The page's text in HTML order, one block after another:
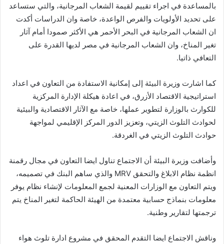
بالمساعدة في اجراء تقييم لقيمة الشعاب المرجانية، والتي ستساعد
على تحديد الأولويات والفرص الواعدة، خاصة وان الدراسات أكدت
ان الشعاب المرجانية في البحر الأحمر هي الأكثر صمودا أمام آثار
تغير المناخ، وان الشعاب المرجانية في مصر لديها القدرة على
التعافي ذاتيا.
كما اشارت وزيرة البيئة إلى إمكانية الاستفادة من التعاون في اعداد
استراتيجية الاقتصاد الأزرق، في اعادة هيكلة الإدارة المركزية
للكوارث بالوزارة لتطوير عملها، خاصة مع الآثار الاقتصادية والبيئية
لحوادث التلوث الزيتي، وتعزيز الدور المركز الإقليمي لمواجهة
حوادث التلوث الزيتي في الغردقة.
وأضافت وزيرة البيئة أن الاجتماع تناول ايضا التعاون في مجال رقمنة
انظمة نظام الابلاغ والتحقق MRV والذي ساهم البنك في تصميمه،
ويتم التعاون مع الوزارات المعنية لجمع المعلومات لإنشاء نظام يوفر
معلومات بنماذج حسابية معتمدة من الهيئة الحاكمة لتغير المناخ يتم
ترجمتها لتقارير وطنية.
وناقش الاجتماع ايضا التقدم المحقق في مشروع ادارة تلوث هواء